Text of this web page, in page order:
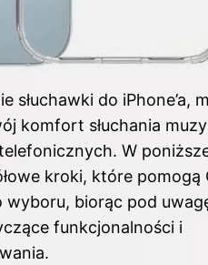
słuchawki do iPhone’a,
komfort słuchania
W
kroki, które pomogą
wyboru, biorąc pod
funkcjonalności i